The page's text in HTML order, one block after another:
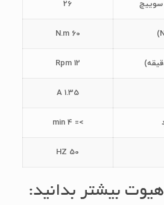
سوییچ 26
60 N.m
12 Rpm
1.35 A
>= 4 min
50 HZ
هیوت بیشتر بدانید: